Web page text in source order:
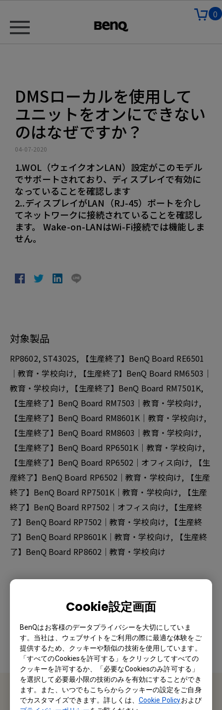
Cookie設定画面
BenQはお客様のデータプライバシーを大切にしていま
す。当社は、ウェブサイトをご利用の際に最適な体験をご
提供するため、クッキーや類似の技術を使用しています。
「すべてのCookiesを許可する」をクリックしてすべての
クッキーを許可するか、「必要なCookiesのみ許可する」
を選択して必要最小限の技術のみを有効にすることができ
ます。また、いつでもこちらからクッキーの設定をご自身
でカスタマイズできます。詳しくは、 Cookie Policyおよび
0
DMSローカルを使用して
ユニットをオンにできない
のはなぜですか？
04-07-2020
1.WOL（ウェイクオンLAN）設定がこのモデル
でサポートされており、ディスプレイで有効に
なっていることを確認します
2..ディスプレイがLAN（RJ-45）ポートを介し
てネットワークに接続されていることを確認し
ます。 Wake-on-LANはWi-Fi接続では機能しま
せん。
対象製品
RP8602, ST4302S, 【生産終了】BenQ Board RE6501
｜教育・学校向け, 【生産終了】BenQ Board RM6503｜
教育・学校向け, 【生産終了】BenQ Board RM7501K,
【生産終了】BenQ Board RM7503｜教育・学校向け,
【生産終了】BenQ Board RM8601K｜教育・学校向け,
【生産終了】BenQ Board RM8603｜教育・学校向け,
【生産終了】BenQ Board RP6501K｜教育・学校向け,
【生産終了】BenQ Board RP6502｜オフィス向け, 【生
産終了】BenQ Board RP6502｜教育・学校向け, 【生産
終了】BenQ Board RP7501K｜教育・学校向け, 【生産
終了】BenQ Board RP7502｜オフィス向け, 【生産終
了】BenQ Board RP7502｜教育・学校向け, 【生産終
了】BenQ Board RP8601K｜教育・学校向け, 【生産終
了】BenQ Board RP8602｜教育・学校向け
この情報は有益でしたか？
はい いいえ
お問い合わせ